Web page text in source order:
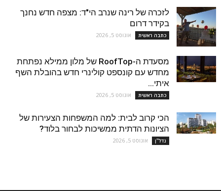
לזכרה של רינה שנרב הי"ד: מצפה חדש נחנך
בקידר דרום
כתבה ראשית אוגוסט 5, 2026
מסעדת ה-RoofTop של מלון ממילא נפתחת
מחדש עם קונספט קולינרי חדש בהובלת השף
איתי...
כתבה ראשית אוגוסט 5, 2026
הכי קרוב לבית: למה המשפחות הצעירות של
הציונות הדתית ממשיכות לבחור בלוד?
נדל''ן אוגוסט 5, 2026